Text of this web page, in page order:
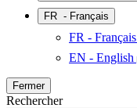
FR - Français
FR - Français
EN - English
Fermer
Rechercher